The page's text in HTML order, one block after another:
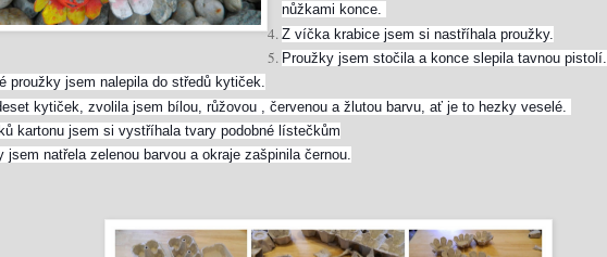
nůžkami konce.
Z víčka krabice jsem si nastříhala proužky.
Proužky jsem stočila a konce slepila tavnou pistolí.
proužky jsem nalepila do středů kytiček.
kytiček, zvolila jsem bílou, růžovou , červenou a žlutou barvu, ať je to hezky veselé.
kartonu jsem si vystříhala tvary podobné lístečkům
jsem natřela zelenou barvou a okraje zašpinila černou.